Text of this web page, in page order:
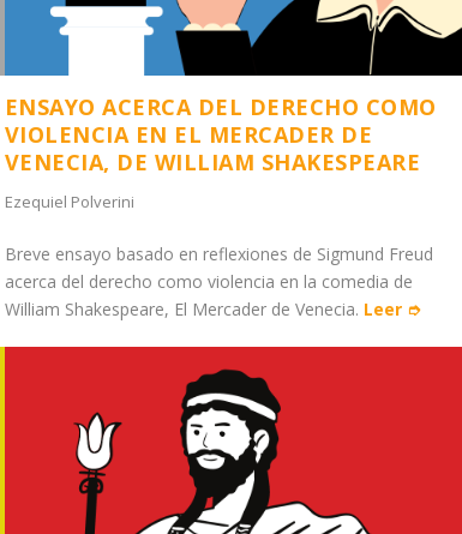
ENSAYO ACERCA DEL DERECHO COMO
VIOLENCIA EN EL MERCADER DE
VENECIA, DE WILLIAM SHAKESPEARE
Ezequiel Polverini
Breve ensayo basado en reflexiones de Sigmund Freud
acerca del derecho como violencia en la comedia de
William Shakespeare, El Mercader de Venecia. Leer ➮